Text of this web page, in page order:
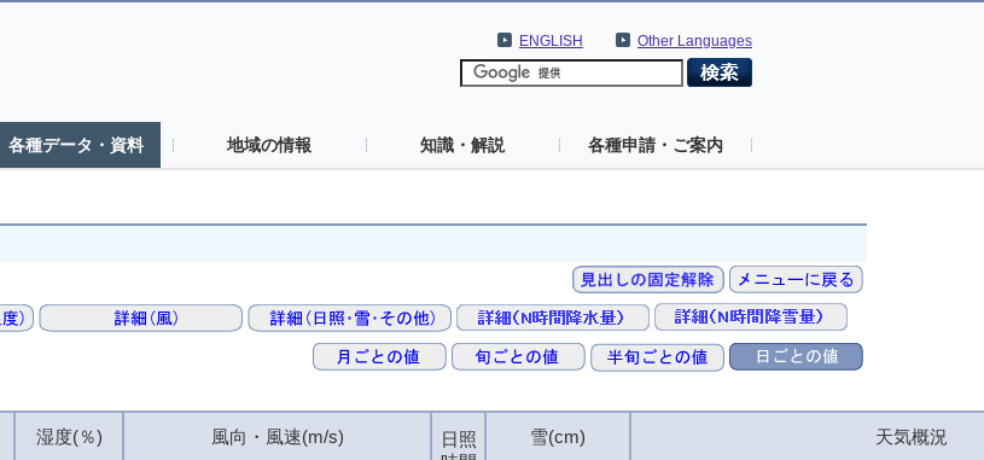
Other Languages
ENGLISH
各種データ・資料 地域の情報 知識・解説 各種申請・ご案内
湿度(％) 風向・風速(m/s)
日照
雪(cm) 天気概況
湿度(％) 風向・風速(m/s)
日照
雪(cm) 天気概況
湿度(％) 風向・風速(m/s)
日照
雪(cm) 天気概況
湿度(％) 風向・風速(m/s)
日照
雪(cm) 天気概況